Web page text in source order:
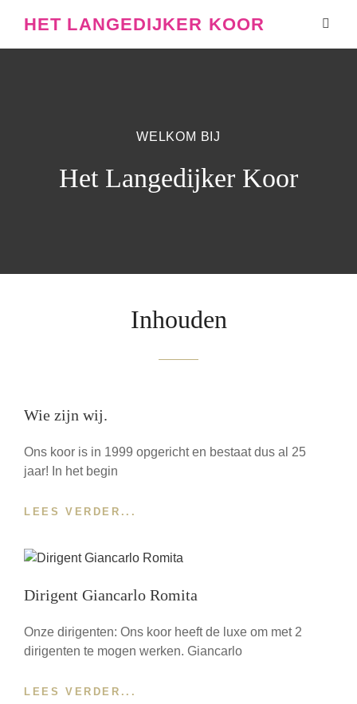
HET LANGEDIJKER KOOR
WELKOM BIJ
Het Langedijker Koor
Inhouden
Wie zijn wij.
Ons koor is in 1999 opgericht en bestaat dus al 25
jaar! In het begin
LEES VERDER...
Dirigent Giancarlo Romita
Onze dirigenten: Ons koor heeft de luxe om met 2
dirigenten te mogen werken. Giancarlo
LEES VERDER...